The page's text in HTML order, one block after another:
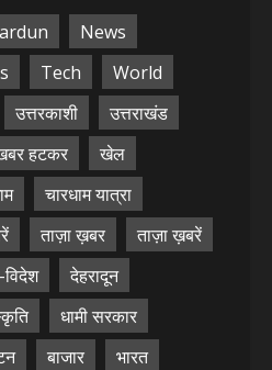
News
Tech
World
उत्तरकाशी
उत्तराखंड
हटकर
खेल
चारधाम यात्रा
ताज़ा ख़बर
ताज़ा ख़बरें
देहरादून
धामी सरकार
बाजार
भारत